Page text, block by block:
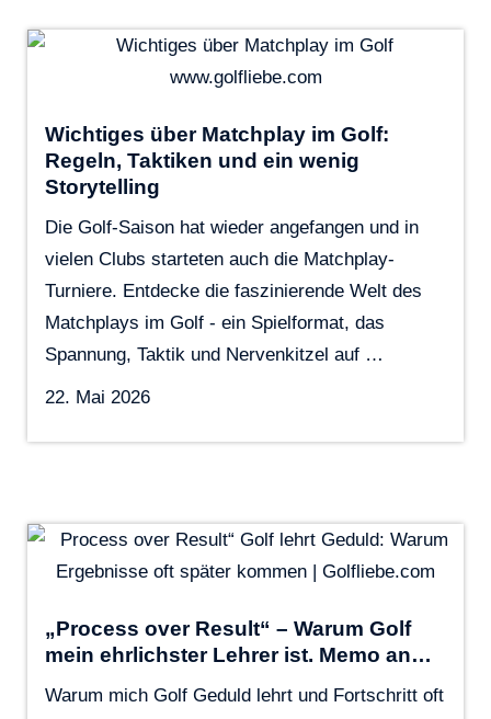
Wichtiges über Matchplay im Golf:
Regeln, Taktiken und ein wenig
Storytelling
Die Golf-Saison hat wieder angefangen und in
vielen Clubs starteten auch die Matchplay-
Turniere. Entdecke die faszinierende Welt des
Matchplays im Golf - ein Spielformat, das
Spannung, Taktik und Nervenkitzel auf …
22. Mai 2026
„Process over Result“ – Warum Golf
mein ehrlichster Lehrer ist. Memo an…
Warum mich Golf Geduld lehrt und Fortschritt oft